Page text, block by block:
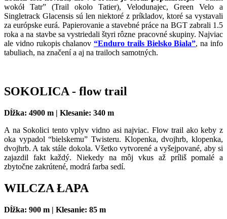
wokół Tatr” (Trail okolo Tatier), Velodunajec, Green Velo a
Singletrack Glacensis sú len niektoré z príkladov, ktoré sa vystavali
za európske eurá. Papierovanie a stavebné práce na BGT zabrali 1.5
roka a na stavbe sa vystriedali štyri rôzne pracovné skupiny. Najviac
ale vidno rukopis chalanov“Enduro trails Bielsko Biala”, na info
tabuliach, na značení a aj na trailoch samotných.
SOKOLICA - flow trail
Dĺžka: 4900 m | Klesanie: 340 m
A na Sokolici tento vplyv vidno asi najviac. Flow trail ako keby z
oka vypadol “bielskemu” Twisteru. Klopenka, dvojhrb, klopenka,
dvojhrb. A tak stále dokola. Všetko vytvorené a vyšejpované, aby si
zajazdil fakt každý. Niekedy na môj vkus až príliš pomalé a
zbytočne zakrútené, modrá farba sedí.
WILCZA ŁAPA
Dĺžka: 900 m | Klesanie: 85 m